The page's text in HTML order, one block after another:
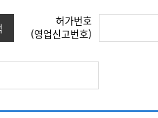
허가번호
(영업신고번호)